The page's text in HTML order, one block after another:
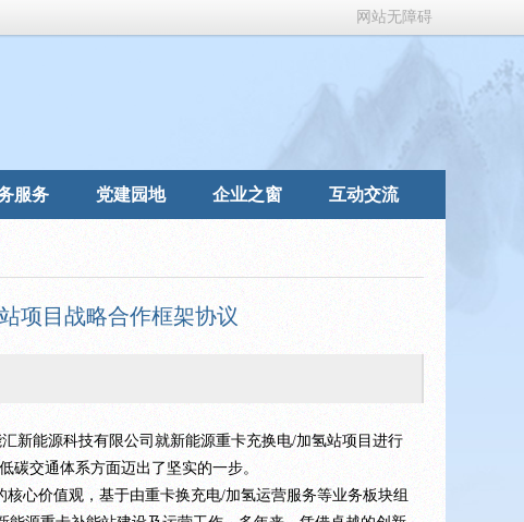
网站无障碍
服务 党建园地 企业之窗 互动交流
项目战略合作框架协议
新能源科技有限公司就新能源重卡充换电/加氢站项目进行
交通体系方面迈出了坚实的一步。
心价值观，基于由重卡换充电/加氢运营服务等业务板块组